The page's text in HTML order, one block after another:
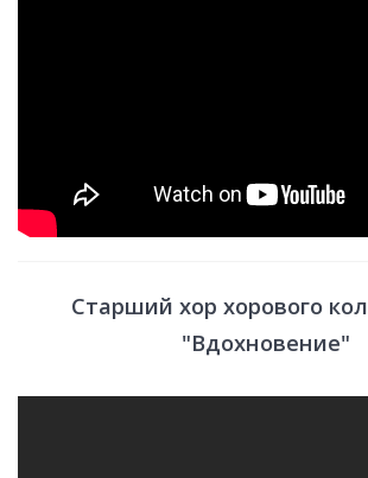
Старший хор хорового
"Вдохновение"